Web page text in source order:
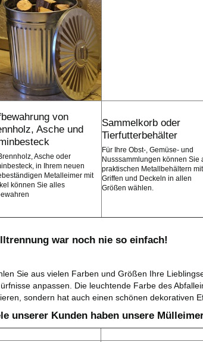
von
Asche und
Asche oder
in Ihrem neuen
Metalleimer mit
können Sie alles
Sammelkorb oder
Tierfutterbehälter
Für Ihre Obst-, Gemüse- und
Nusssammlungen können Sie
praktischen Metallbehältern mit
Griffen und Deckeln in allen
Größen wählen.
war noch nie so einfach!
Sie aus vielen Farben und Größen Ihre
anpassen. Die leuchtende Farbe des
sondern hat auch einen schönen dekorativen
unserer Kunden haben unsere